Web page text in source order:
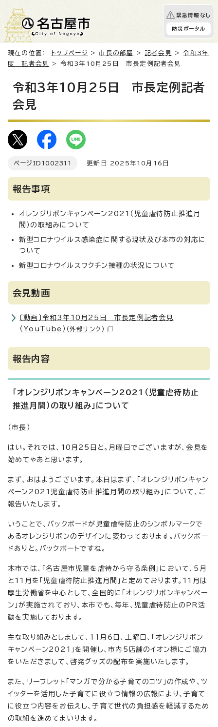
緊急情報なし
防災ポータル
現在の位置： トップページ >市長の部屋 >記者会見 >令和3年
度 記者会見
> 令和3年10月25日 市長定例記者会見
令和3年10月25日 市長定例記者
会見
ページID 1002311 更新日 2025年10月16日
報告事項
オレンジリボンキャンペーン2021（児童虐待防止推進月
間）の取組みについて
新型コロナウイルス感染症に関する現状及び本市の対応に
ついて
新型コロナウイルスワクチン接種の状況について
会見動画
〔動画〕令和3年10月25日 市長定例記者会見
（YouTube） （外部リンク）
報告内容
「オレンジリボンキャンペーン2021（児童虐待防止
推進月間）の取り組み」について
（市長）
はい。それでは、10月25日と。月曜日でございますが、会見を
始めてゃあと思います。
まず、おはようございます。本日はまず、「オレンジリボンキャン
ペーン2021児童虐待防止推進月間の取り組み」について、ご
報告いたします。
いうことで、バックボードが児童虐待防止のシンボルマークで
あるオレンジリボンのデザインに変わっております。バックボー
ドありと。バックボートですね。
本市では、「名古屋市児童を虐待から守る条例」において、5月
と11月を「児童虐待防止推進月間」と定めております。11月は
厚生労働省を中心として、全国的に「オレンジリボンキャンペー
ン」が実施されており、本市でも、毎年、児童虐待防止のPR活
動を実施しております。
主な取り組みとしまして、11月6日、土曜日、「オレンジリボン
キャンペーン2021」を開催し、市内5店舗のイオン様にご協力
をいただきまして、啓発グッズの配布を実施いたします。
また、リーフレット「マンガで分かる子育てのコツ」の作成や、ツ
イッターを活用した子育てに役立つ情報の広報により、子育て
に役立つ内容をお伝えし、子育て世代の負担感を軽減するため
の取組を進めてまいります。